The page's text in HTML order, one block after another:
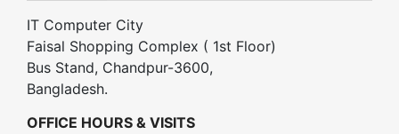
IT Computer City
Faisal Shopping Complex ( 1st Floor)
Bus Stand, Chandpur-3600,
Bangladesh.
OFFICE HOURS & VISITS